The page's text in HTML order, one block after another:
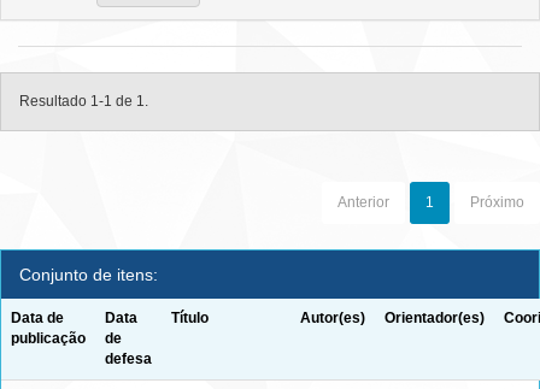
Resultado 1-1 de 1.
Anterior 1 Próximo
Conjunto de itens:
Data de
publicação
Data
de
defesa
Título Autor(es) Orientador(es)